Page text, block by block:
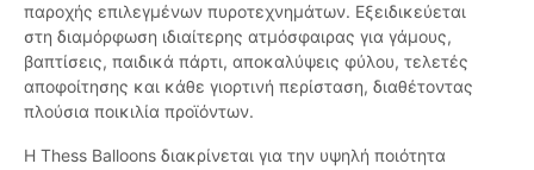
παροχής επιλεγμένων πυροτεχνημάτων. Εξειδικεύεται
στη διαμόρφωση ιδιαίτερης ατμόσφαιρας για γάμους,
βαπτίσεις, παιδικά πάρτι, αποκαλύψεις φύλου, τελετές
αποφοίτησης και κάθε γιορτινή περίσταση, διαθέτοντας
πλούσια ποικιλία προϊόντων.
Η Thess Balloons διακρίνεται για την υψηλή ποιότητα